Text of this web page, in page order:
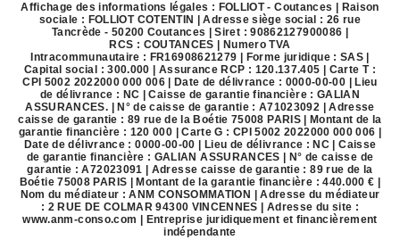
Affichage des informations légales : FOLLIOT - Coutances | Raison
sociale : FOLLIOT COTENTIN | Adresse siège social : 26 rue
Tancrède - 50200 Coutances | Siret : 90862127900086 |
RCS : COUTANCES | Numero TVA
Intracommunautaire : FR16908621279 | Forme juridique : SAS |
Capital social : 300.000 | Assurance RCP : 120.137.405 | Carte T :
CPI 5002 2022000 000 006 | Date de délivrance : 0000-00-00 | Lieu
de délivrance : NC | Caisse de garantie financière : GALIAN
ASSURANCES. | N° de caisse de garantie : A71023092 | Adresse
caisse de garantie : 89 rue de la Boétie 75008 PARIS | Montant de la
garantie financière : 120 000 | Carte G : CPI 5002 2022000 000 006 |
Date de délivrance : 0000-00-00 | Lieu de délivrance : NC | Caisse
de garantie financière : GALIAN ASSURANCES | N° de caisse de
garantie : A72023091 | Adresse caisse de garantie : 89 rue de la
Boétie 75008 PARIS | Montant de la garantie financière : 440.000 € |
Nom du médiateur : ANM CONSOMMATION | Adresse du médiateur
: 2 RUE DE COLMAR 94300 VINCENNES | Adresse du site :
www.anm-conso.com
Entreprise juridiquement et financièrement
indépendante